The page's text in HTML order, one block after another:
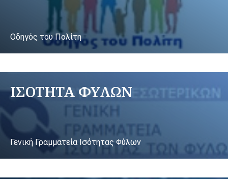
Οδηγός του Πολίτη
ΙΣΟΤΗΤΑ ΦΥΛΩΝ
Γενική Γραμματεία Ισότητας Φύλων